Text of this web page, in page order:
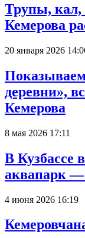
Трупы, кал,
Кемерова
20 января 2026
деревни»,
Кемерова
8 мая 2026 17:11
В Кузбассе
аквапарк —
4 июня 2026 16:19